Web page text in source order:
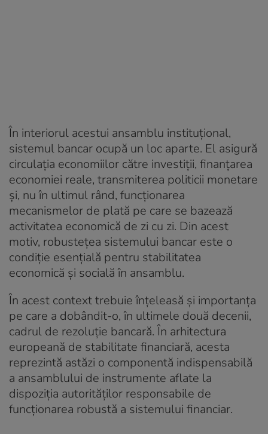
În interiorul acestui ansamblu instituțional,
sistemul bancar ocupă un loc aparte. El asigură
circulația economiilor către investiții, finanțarea
economiei reale, transmiterea politicii monetare
și, nu în ultimul rând, funcționarea
mecanismelor de plată pe care se bazează
activitatea economică de zi cu zi. Din acest
motiv, robustețea sistemului bancar este o
condiție esențială pentru stabilitatea
economică și socială în ansamblu.
În acest context trebuie înțeleasă și importanța
pe care a dobândit-o, în ultimele două decenii,
cadrul de rezoluție bancară. În arhitectura
europeană de stabilitate financiară, acesta
reprezintă astăzi o componentă indispensabilă
a ansamblului de instrumente aflate la
dispoziția autorităților responsabile de
funcționarea robustă a sistemului financiar.